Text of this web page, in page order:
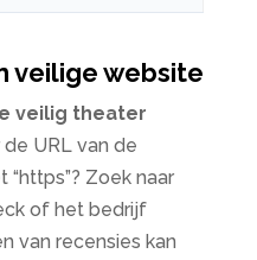
veilige website
veilig theater
de URL van de
Zoek naar
of het bedrijf
van recensies kan